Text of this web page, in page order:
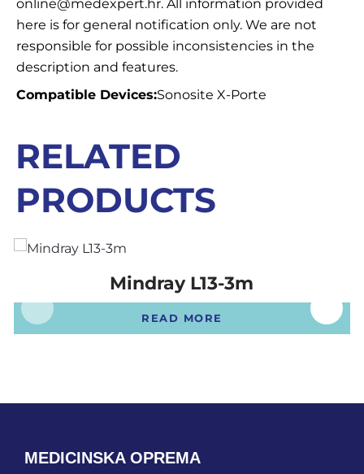
online@medexpert.hr. All information provided
here is for general notification only. We are not
responsible for possible inconsistencies in the
description and features.
Compatible Devices:Sonosite X-Porte
RELATED
PRODUCTS
Mindray L13-3m
READ MORE
MEDICINSKA OPREMA